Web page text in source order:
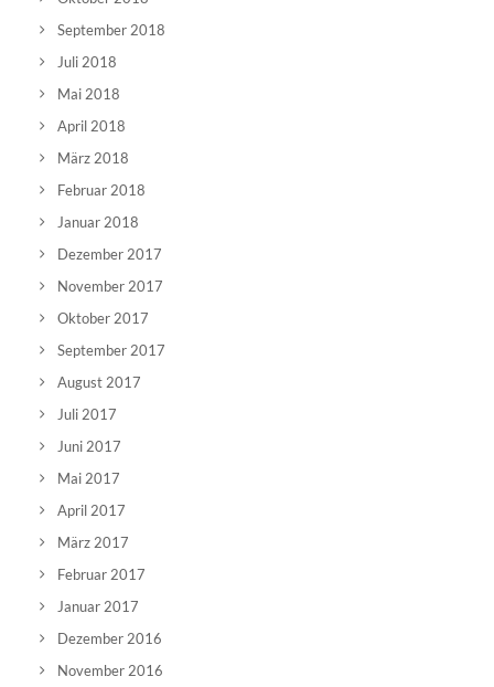
September 2018
Juli 2018
Mai 2018
April 2018
März 2018
Februar 2018
Januar 2018
Dezember 2017
November 2017
Oktober 2017
September 2017
August 2017
Juli 2017
Juni 2017
Mai 2017
April 2017
März 2017
Februar 2017
Januar 2017
Dezember 2016
November 2016